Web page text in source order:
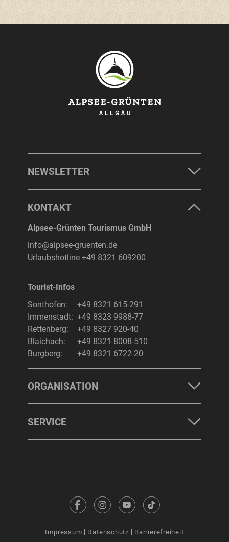
NEWSLETTER
KONTAKT
Alpsee-Grünten Tourismus GmbH
info@alpsee-gruenten.de
Urlaubshotline +49 8321 609200
Tourist-Infos
Sonthofen:
+49 8321 615-291
Immenstadt: +49 8323 9988-77
Rettenberg:
+49 8327 920-40
Blaichach:
+49 8321 8008-510
Burgberg:
+49 8321 6722-20
ORGANISATION
SERVICE
Impressum Datenschutz Barrierefreiheit